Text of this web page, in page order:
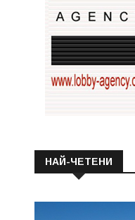
НАЙ-ЧЕТЕНИ